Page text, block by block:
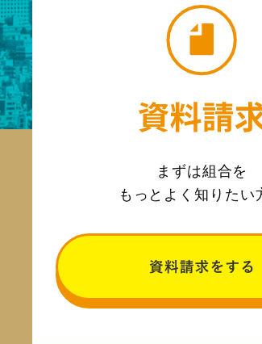
まずは組合を
もっとよく知りたい